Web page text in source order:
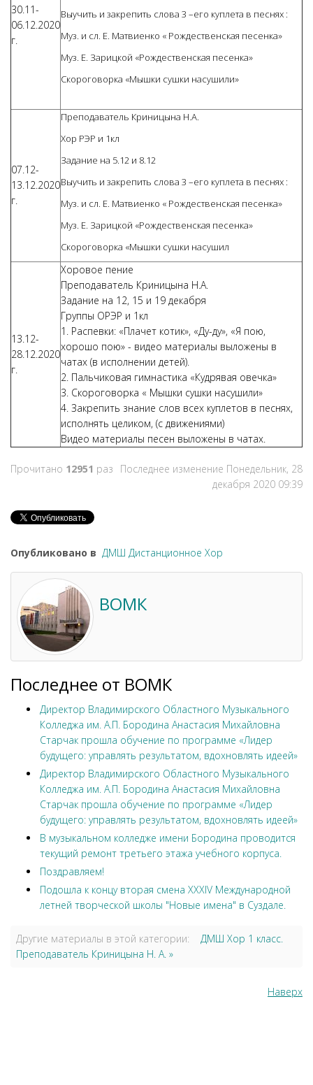
30.11-
06.12.2020
г.
Выучить и закрепить слова 3 –его куплета в песнях :
Муз. и сл. Е. Матвиенко « Рождественская песенка»
Муз. Е. Зарицкой «Рождественская песенка»
Скороговорка «Мышки сушки насушили»
07.12-
13.12.2020
г.
Преподаватель Криницына Н.А.
Хор РЭР и 1кл
Задание на 5.12 и 8.12
Выучить и закрепить слова 3 –его куплета в песнях :
Муз. и сл. Е. Матвиенко « Рождественская песенка»
Муз. Е. Зарицкой «Рождественская песенка»
Скороговорка «Мышки сушки насушил
13.12-
28.12.2020
г.
Хоровое пение
Преподаватель Криницына Н.А.
Задание на 12, 15 и 19 декабря
Группы ОРЭР и 1кл
1. Распевки: «Плачет котик», «Ду-ду», «Я пою,
хорошо пою» - видео материалы выложены в
чатах (в исполнении детей).
2. Пальчиковая гимнастика «Кудрявая овечка»
3. Скороговорка « Мышки сушки насушили»
4. Закрепить знание слов всех куплетов в песнях,
исполнять целиком, (с движениями)
Видео материалы песен выложены в чатах.
Прочитано 12951 раз
Последнее изменение Понедельник, 28
декабря 2020 09:39
Опубликовано в ДМШ Дистанционное Хор
ВОМК
Последнее от ВОМК
Директор Владимирского Областного Музыкального
Колледжа им. А.П. Бородина Анастасия Михайловна
Старчак прошла обучение по программе «Лидер
будущего: управлять результатом, вдохновлять идеей»
Директор Владимирского Областного Музыкального
Колледжа им. А.П. Бородина Анастасия Михайловна
Старчак прошла обучение по программе «Лидер
будущего: управлять результатом, вдохновлять идеей»
В музыкальном колледже имени Бородина проводится
текущий ремонт третьего этажа учебного корпуса.
Поздравляем!
Подошла к концу вторая смена XXXIV Международной
летней творческой школы "Новые имена" в Суздале.
Другие материалы в этой категории:
ДМШ Хор 1 класс.
Преподаватель Криницына Н. А. »
Наверх